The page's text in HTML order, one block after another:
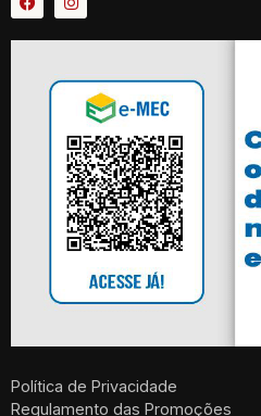
Política de Privacidade
Regulamento das Promoções